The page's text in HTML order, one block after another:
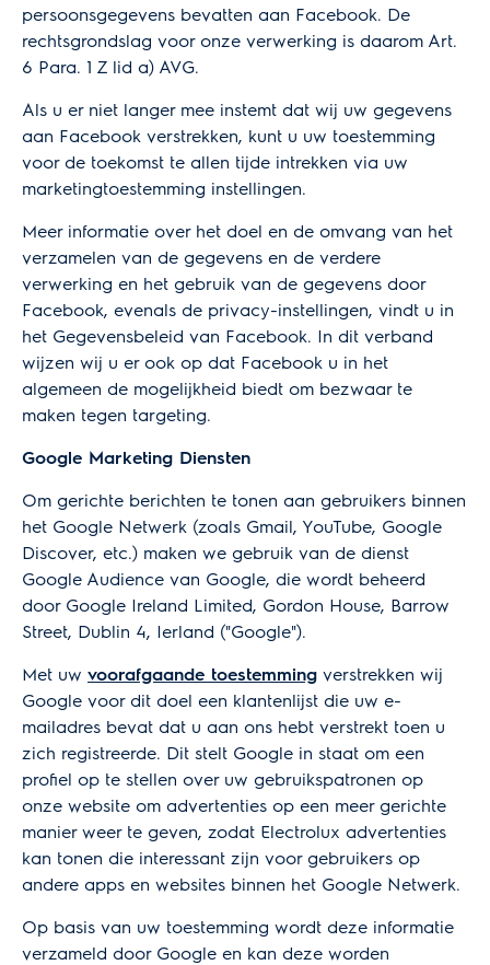
persoonsgegevens bevatten aan Facebook. De
rechtsgrondslag voor onze verwerking is daarom Art.
6 Para. 1 Z lid a) AVG.
Als u er niet langer mee instemt dat wij uw gegevens
aan Facebook verstrekken, kunt u uw toestemming
voor de toekomst te allen tijde intrekken via uw
marketingtoestemming instellingen.
Meer informatie over het doel en de omvang van het
verzamelen van de gegevens en de verdere
verwerking en het gebruik van de gegevens door
Facebook, evenals de privacy-instellingen, vindt u in
het Gegevensbeleid van Facebook. In dit verband
wijzen wij u er ook op dat Facebook u in het
algemeen de mogelijkheid biedt om bezwaar te
maken tegen targeting.
Google Marketing Diensten
Om gerichte berichten te tonen aan gebruikers binnen
het Google Netwerk (zoals Gmail, YouTube, Google
Discover, etc.) maken we gebruik van de dienst
Google Audience van Google, die wordt beheerd
door Google Ireland Limited, Gordon House, Barrow
Street, Dublin 4, Ierland ("Google").
Met uw voorafgaande toestemming verstrekken wij
Google voor dit doel een klantenlijst die uw e-
mailadres bevat dat u aan ons hebt verstrekt toen u
zich registreerde. Dit stelt Google in staat om een
profiel op te stellen over uw gebruikspatronen op
onze website om advertenties op een meer gerichte
manier weer te geven, zodat Electrolux advertenties
kan tonen die interessant zijn voor gebruikers op
andere apps en websites binnen het Google Netwerk.
Op basis van uw toestemming wordt deze informatie
verzameld door Google en kan deze worden